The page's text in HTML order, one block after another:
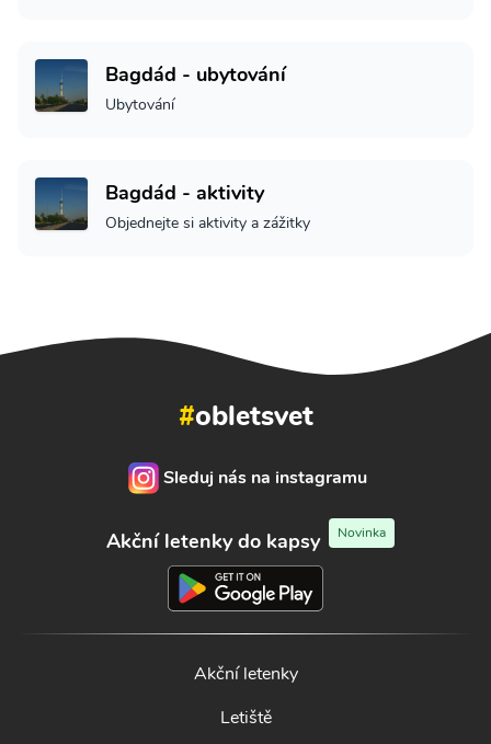
Bagdád - ubytování
Ubytování
Bagdád - aktivity
Objednejte si aktivity a zážitky
#obletsvet
Sleduj nás na instagramu
Akční letenky do kapsy Novinka
Akční letenky
Letiště